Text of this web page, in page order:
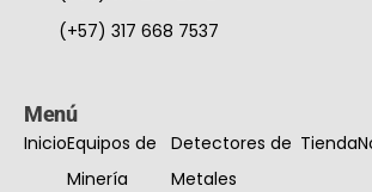
(+57) 317 668 7537
Menú
InicioEquipos de
Minería
Detectores de
Metales
Tienda